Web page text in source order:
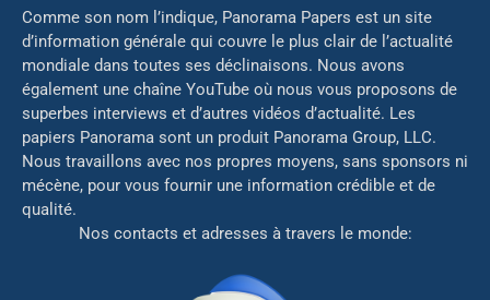
Comme son nom l’indique, Panorama Papers est un site
d’information générale qui couvre le plus clair de l’actualité
mondiale dans toutes ses déclinaisons. Nous avons
également une chaîne YouTube où nous vous proposons de
superbes interviews et d’autres vidéos d’actualité. Les
papiers Panorama sont un produit Panorama Group, LLC.
Nous travaillons avec nos propres moyens, sans sponsors ni
mécène, pour vous fournir une information crédible et de
qualité.
Nos contacts et adresses à travers le monde: